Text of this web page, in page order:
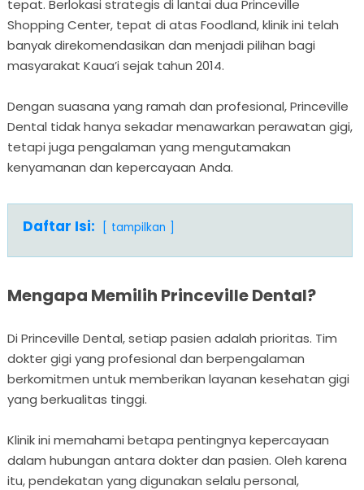
tepat. Berlokasi strategis di lantai dua Princeville
Shopping Center, tepat di atas Foodland, klinik ini telah
banyak direkomendasikan dan menjadi pilihan bagi
masyarakat Kaua’i sejak tahun 2014.
Dengan suasana yang ramah dan profesional, Princeville
Dental tidak hanya sekadar menawarkan perawatan gigi,
tetapi juga pengalaman yang mengutamakan
kenyamanan dan kepercayaan Anda.
Daftar Isi: tampilkan
Mengapa Memilih Princeville Dental?
Di Princeville Dental, setiap pasien adalah prioritas. Tim
dokter gigi yang profesional dan berpengalaman
berkomitmen untuk memberikan layanan kesehatan gigi
yang berkualitas tinggi.
Klinik ini memahami betapa pentingnya kepercayaan
dalam hubungan antara dokter dan pasien. Oleh karena
itu, pendekatan yang digunakan selalu personal,